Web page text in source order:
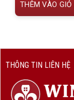
THÊM VÀO GIỎ
THÔNG TIN LIÊN HỆ